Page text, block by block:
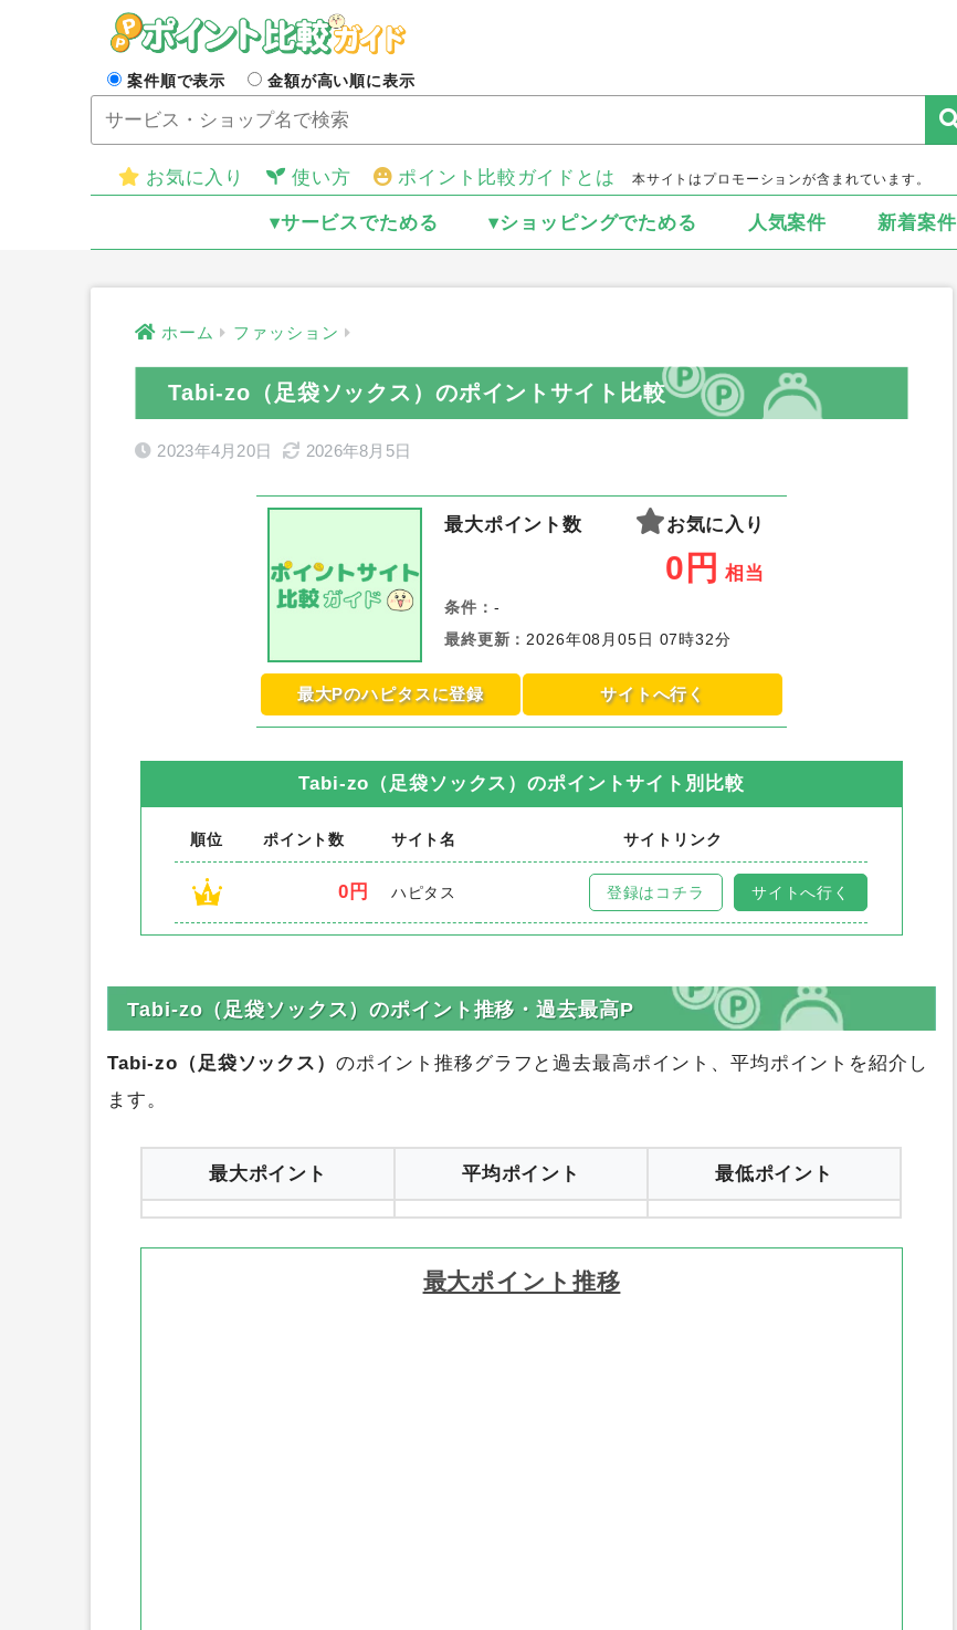
案件順で表示 金額が高い順に表示
お気に入り 使い方 ポイント比較ガイドとは 本サイトはプロモーションが含まれています。
▾サービスでためる ▾ショッピングでためる 人気案件 新着案件
ホーム ファッション
Tabi-zo（足袋ソックス）のポイントサイト比較
2023年4月20日 2026年8月5日
最大ポイント数 お気に入り
0 円 相当
条件： -
最終更新 ： 2026年08月05日 07時32分
最大Pのハピタスに登録 サイトへ行く
Tabi-zo（足袋ソックス）のポイントサイト別比較
順位 ポイント数 サイト名 サイトリンク
1 0円 ハピタス 登録はコチラ サイトへ行く
Tabi-zo（足袋ソックス）
のポイント推移グラフと過去最高ポイント、平均ポイントを紹介し
平均ポイント